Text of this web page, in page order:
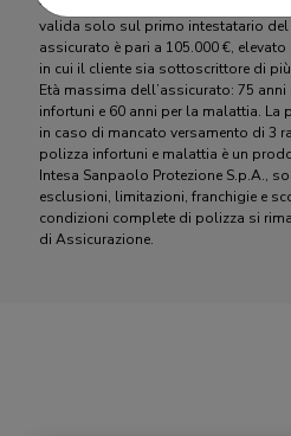
La copertura verrà attivata solo per
valida solo sul primo intestatario
assicurato è pari a 105.000 €,
in cui il cliente sia sottoscrittore di
Età massima dell’assicurato: 75
infortuni e 60 anni per la malattia. La
in caso di mancato versamento di 3
polizza infortuni e malattia è un
Intesa Sanpaolo Protezione S.p.A.,
esclusioni, limitazioni, franchigie e
condizioni complete di polizza si
di Assicurazione.